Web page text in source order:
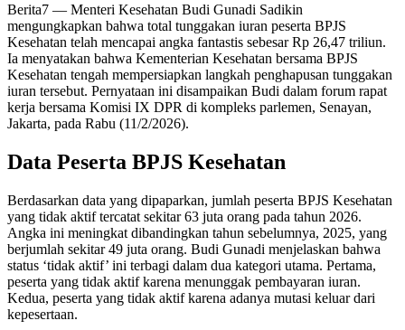
Berita7 — Menteri Kesehatan Budi Gunadi Sadikin
mengungkapkan bahwa total tunggakan iuran peserta BPJS
Kesehatan telah mencapai angka fantastis sebesar Rp 26,47 triliun.
Ia menyatakan bahwa Kementerian Kesehatan bersama BPJS
Kesehatan tengah mempersiapkan langkah penghapusan tunggakan
iuran tersebut. Pernyataan ini disampaikan Budi dalam forum rapat
kerja bersama Komisi IX DPR di kompleks parlemen, Senayan,
Jakarta, pada Rabu (11/2/2026).
Data Peserta BPJS Kesehatan
Berdasarkan data yang dipaparkan, jumlah peserta BPJS Kesehatan
yang tidak aktif tercatat sekitar 63 juta orang pada tahun 2026.
Angka ini meningkat dibandingkan tahun sebelumnya, 2025, yang
berjumlah sekitar 49 juta orang. Budi Gunadi menjelaskan bahwa
status ‘tidak aktif’ ini terbagi dalam dua kategori utama. Pertama,
peserta yang tidak aktif karena menunggak pembayaran iuran.
Kedua, peserta yang tidak aktif karena adanya mutasi keluar dari
kepesertaan.